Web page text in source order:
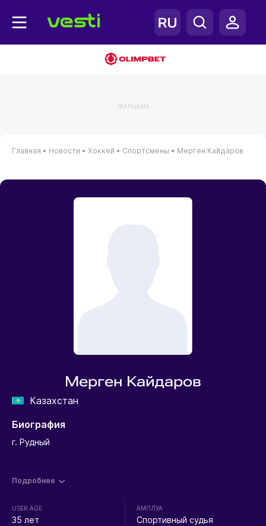
ЖАРНАМА
Главная • Новости • Хоккей • Спортсмены • Мерген Кайдаров
Мерген Кайдаров
Казахстан
Биография
г. Рудный
Подробнее
USER.AGE
35 лет
АМПЛУА
Спортивный судья